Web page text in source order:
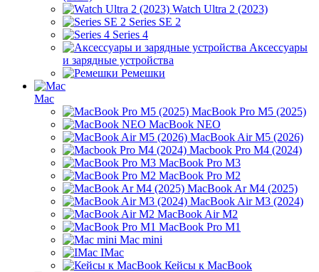
Watch Ultra 2 (2023)
Series SE 2
Series 4
Аксессуары
и зарядные устройства
Ремешки
Mac
MacBook Pro M5 (2025)
MacBook NEO
MacBook Air M5 (2026)
Macbook Pro M4 (2024)
MacBook Pro M3
MacBook Pro M2
MacBook Ar M4 (2025)
MacBook Air M3 (2024)
MacBook Air M2
MacBook Pro M1
Mac mini
IMac
Кейсы к MacBook